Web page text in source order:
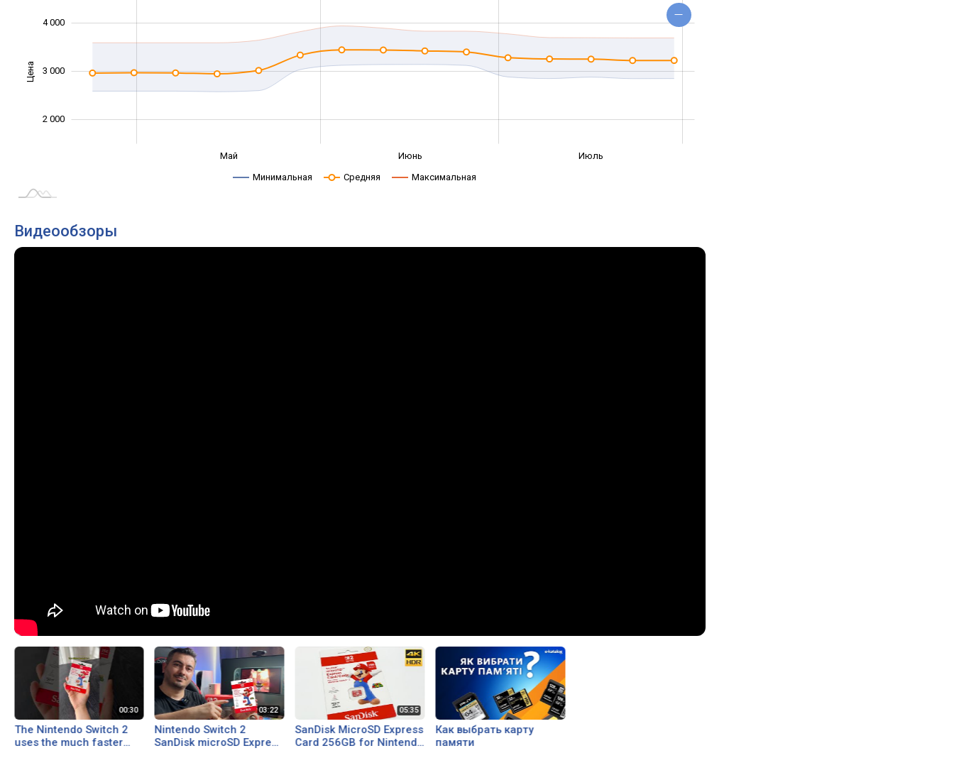
Цена 1 500
2 000
3 000
4 000
Май Июнь Июль
Минимальная Средняя Максимальная
Видеообзоры
The Nintendo Switch 2
uses the much faster
Nintendo Switch 2
SanDisk microSD Express
SanDisk MicroSD Express
Card 256GB for Nintendo
Как выбрать карту
памяти